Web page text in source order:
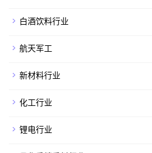
白酒饮料行业
航天军工
新材料行业
化工行业
锂电行业